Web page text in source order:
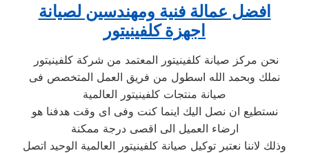
افضل عمالة فنية ومهندسين لصيانة
اجهزة كلفينيتور
نملك وبحمد الله اسطول من فريق العمل المتخصص فى
صيانة منتجات كلفينيتور العالمية
نستطيع ان نصل اليك اينما كنت وفى اى وقت هدفنا هو
ارضاء العميل الى اقصى درجة ممكنة
وذلك لاننا نعتبر توكيل صيانة كلفينيتور العالمية الوحيد اتصل